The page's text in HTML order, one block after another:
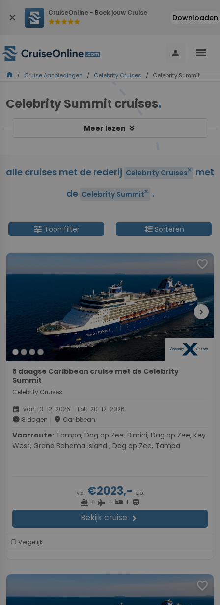
close CruiseOnline - Boek jouw Cruise
starstarstarstarstar Downloaden
person menu
home / Cruise Aanbiedingen / Celebrity Cruises / Celebrity Summit
Celebrity Summit cruises.
Meer lezen keyboard_double_arrow_down
alle cruises met de rederij Celebrity Cruisesclose
met
de Celebrity Summitclose .
tune Toon filter format_line_spacingSorteren
favorite
chevron_right
8 daagse Caribbean cruise met de Celebrity
Summit
Celebrity Cruises
event van: 13-12-2026 - Tot: 20-12-2026
schedule 8 dagen place Caribbean
Vaarroute:
West, Grand Bahama Island , Dag op Zee, Tampa
v.a.€2023,- p.p.
directions_boat + flight + hotel+ directions_bus
Bekijk cruise chevron_right
Vergelijk
favorite